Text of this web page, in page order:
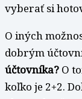
vyberať si
O iných
dobrým
účtovníka? O
koľko je 2+2.